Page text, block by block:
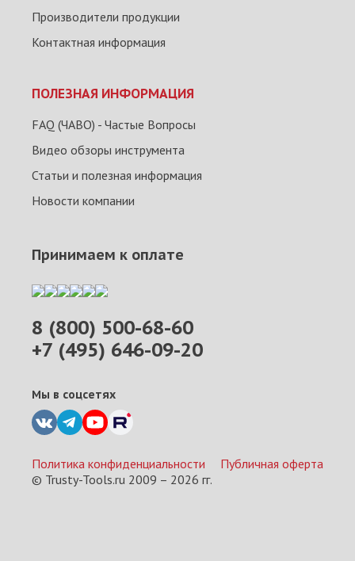
Производители продукции
Контактная информация
ПОЛЕЗНАЯ ИНФОРМАЦИЯ
FAQ (ЧАВО) - Частые Вопросы
Видео обзоры инструмента
Статьи и полезная информация
Новости компании
8 (800) 500-68-60
+7 (495) 646-09-20
Мы в соцсетях
Принимаем к оплате
Политика конфиденциальности
Публичная оферта
© Trusty-Tools.ru 2009 – 2026 гг.